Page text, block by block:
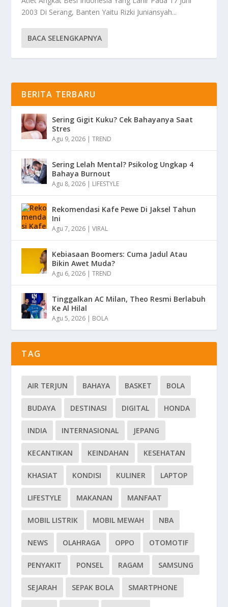
2003 Di Serang, Banten Yaitu Rizki Juniansyah...
BACA SELENGKAPNYA
BERITA TERBARU
Sering Gigit Kuku? Cek Bahayanya Saat
Stres
Agu 9, 2026 |TREND
Sering Lelah Mental? Psikolog Ungkap 4
Bahaya Burnout
Agu 8, 2026 | LIFESTYLE
Rekomendasi Kafe Pewe Di Jaksel Tahun
Ini
Agu 7, 2026 |VIRAL
Kebiasaan Boomers: Cuma Jadul Atau
Bikin Awet Muda?
Agu 6, 2026 |TREND
Tinggalkan AC Milan, Theo Resmi Berlabuh
Ke Al Hilal
Agu 5, 2026 | BOLA
TAG
AIR TERJUN BAHAYA BASKET BOLA
BUDAYA DESTINASI DIGITAL HONDA
INDIA INTERNASIONAL JEPANG
KECANTIKAN KEINDAHAN KESEHATAN
KHASIAT KONDISI KULINER LAPTOP
LIFESTYLE MAKANAN MANFAAT
MOBIL LISTRIK MOBIL MEWAH NBA
NEWS OLAHRAGA OPPO OTOMOTIF
PENYAKIT PONSEL RAGAM SAMSUNG
SEJARAH SEPAK BOLA SMARTPHONE